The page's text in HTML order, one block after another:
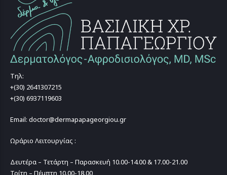
Τηλ:
+(30) 2641307215
+(30) 6937119603
Email: doctor@dermapapageorgiou.gr
Ωράριο Λειτουργίας :
Δευτέρα – Τετάρτη – Παρασκευή 10.00-14.00 & 17.00-21.00
Τρίτη – Πέμπτη 10.00-18.00